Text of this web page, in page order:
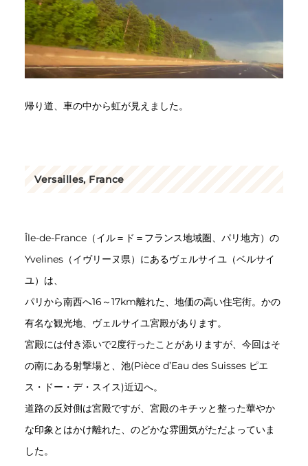
帰り道、車の中から虹が見えました。
Versailles, France
Île-de-France（イル＝ド＝フランス地域圏、パリ地方）の
Yvelines（イヴリーヌ県）にあるヴェルサイユ（ベルサイ
ユ）は、
パリから南西へ16～17km離れた、地価の高い住宅街。かの
有名な観光地、ヴェルサイユ宮殿があります。
宮殿には付き添いで2度行ったことがありますが、今回はそ
の南にある射撃場と、池(Pièce d’Eau des Suisses ピエ
ス・ドー・デ・スイス)近辺へ。
道路の反対側は宮殿ですが、宮殿のキチッと整った華やか
な印象とはかけ離れた、のどかな雰囲気がただよっていま
した。